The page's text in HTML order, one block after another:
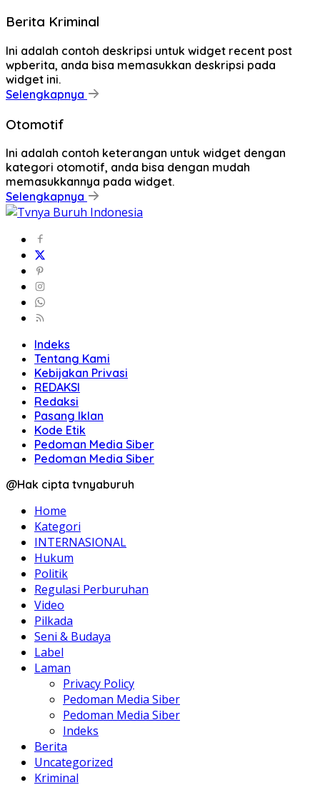
Berita Kriminal
Ini adalah contoh deskripsi untuk widget recent post
wpberita, anda bisa memasukkan deskripsi pada
widget ini.
Selengkapnya
Otomotif
Ini adalah contoh keterangan untuk widget dengan
kategori otomotif, anda bisa dengan mudah
memasukkannya pada widget.
Selengkapnya
Indeks
Tentang Kami
Kebijakan Privasi
REDAKSI
Redaksi
Pasang Iklan
Kode Etik
Pedoman Media Siber
Pedoman Media Siber
@Hak cipta tvnyaburuh
Home
Kategori
INTERNASIONAL
Hukum
Politik
Regulasi Perburuhan
Video
Pilkada
Seni & Budaya
Label
Laman
Privacy Policy
Pedoman Media Siber
Pedoman Media Siber
Indeks
Berita
Uncategorized
Kriminal